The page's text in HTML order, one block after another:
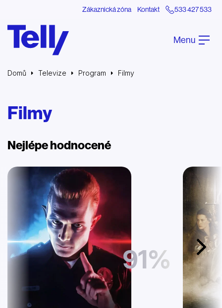
Zákaznická zóna Kontakt 533 427 533
Menu
Domů Televize Program Filmy
Filmy
Nejlépe hodnocené
Další
91%